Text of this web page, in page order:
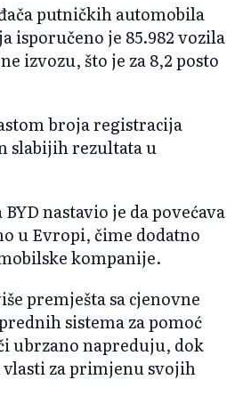
putničkih automobila
isporučeno je 85.982 vozila
izvozu, što je za 8,2 posto
broja registracija
slabijih rezultata u
nastavio je da povećava
u Evropi, čime dodatno
kompanije.
premješta sa cjenovne
sistema za pomoć
ubrzano napreduju, dok
za primjenu svojih